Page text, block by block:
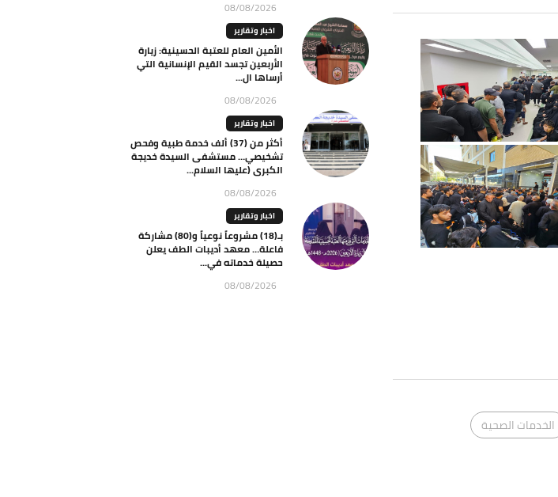
الخدمات الصحية
08/08/2026
اخبار وتقارير
الأمين العام للعتبة الحسينية: زيارة
الأربعين تجسد القيم الإنسانية التي
أرساها ال...
08/08/2026
اخبار وتقارير
أكثر من (37) ألف خدمة طبية وفحص
تشخيصي… مستشفى السيدة خديجة
الكبرى (عليها السلام...
08/08/2026
اخبار وتقارير
بـ(18) مشروعاً نوعياً و(80) مشاركة
فاعلة… معهد أديبات الطف يعلن
حصيلة خدماته في...
08/08/2026